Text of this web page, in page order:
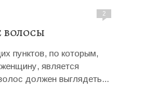
2
волосы
пунктов, по которым,
является
должен выглядеть...